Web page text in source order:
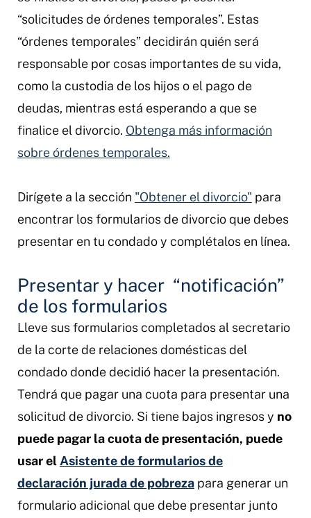
“solicitudes de órdenes temporales”. Estas
“órdenes temporales” decidirán quién será
responsable por cosas importantes de su vida,
como la custodia de los hijos o el pago de
deudas, mientras está esperando a que se
finalice el divorcio. Obtenga más información
sobre órdenes temporales.
Dirígete a la sección "Obtener el divorcio" para
encontrar los formularios de divorcio que debes
presentar en tu condado y complétalos en línea.
Presentar y hacer “notificación”
de los formularios
Lleve sus formularios completados al secretario
de la corte de relaciones domésticas del
condado donde decidió hacer la presentación.
Tendrá que pagar una cuota para presentar una
solicitud de divorcio. Si tiene bajos ingresos y no
puede pagar la cuota de presentación, puede
usar el Asistente de formularios de
declaración jurada de pobreza para generar un
formulario adicional que debe presentar junto